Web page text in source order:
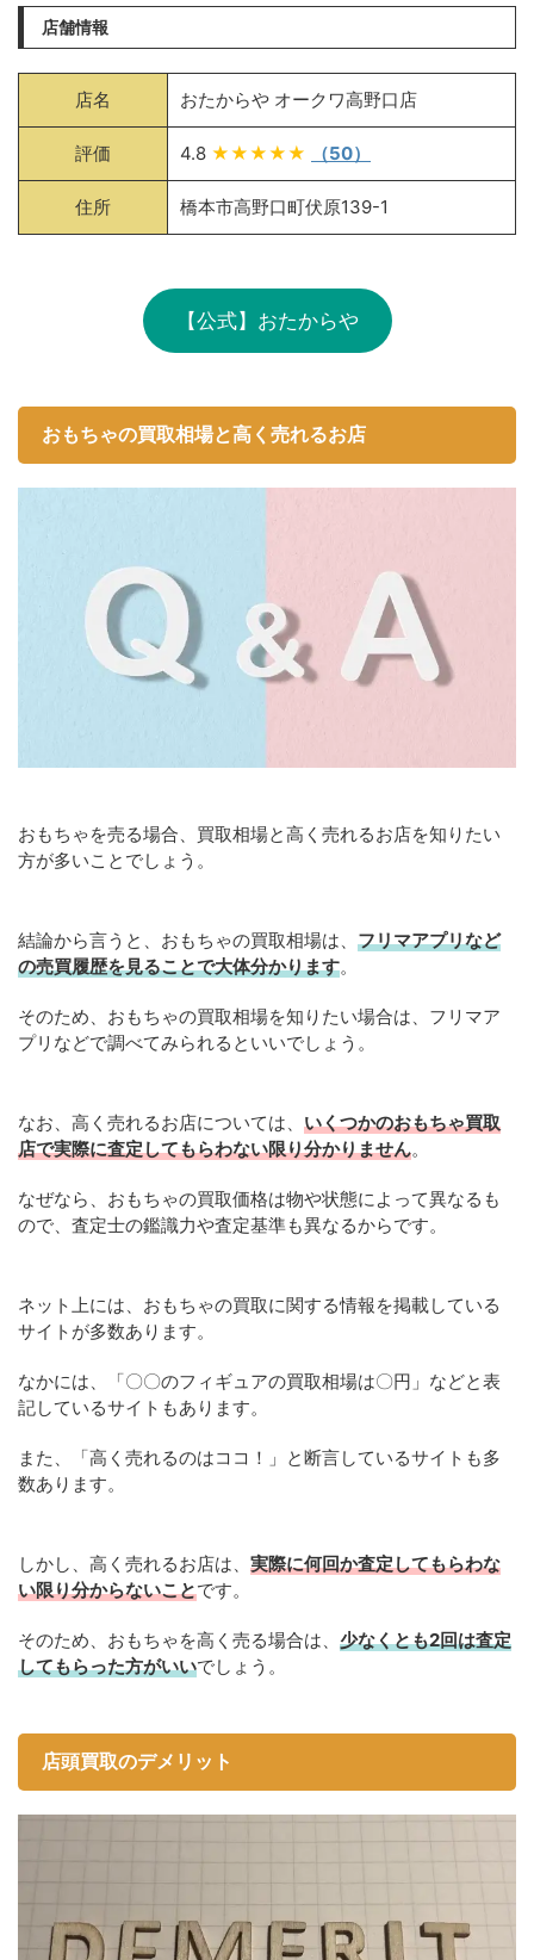
店舗情報
店名 おたからや オークワ高野口店
評価 4.8 ★★★★★ （50）
住所 橋本市高野口町伏原139-1
【公式】おたからや
おもちゃの買取相場と高く売れるお店
おもちゃを売る場合、買取相場と高く売れるお店を知りたい
方が多いことでしょう。
結論から言うと、おもちゃの買取相場は、 フリマアプリなど
の売買履歴を見ることで大体分かります。
そのため、おもちゃの買取相場を知りたい場合は、フリマア
プリなどで調べてみられるといいでしょう。
なお、高く売れるお店については、 いくつかのおもちゃ買取
店で実際に査定してもらわない限り分かりません。
なぜなら、おもちゃの買取価格は物や状態によって異なるも
ので、査定士の鑑識力や査定基準も異なるからです。
ネット上には、おもちゃの買取に関する情報を掲載している
サイトが多数あります。
なかには、「〇〇のフィギュアの買取相場は〇円」などと表
記しているサイトもあります。
また、「高く売れるのはココ！」と断言しているサイトも多
数あります。
しかし、高く売れるお店は、 実際に何回か査定してもらわな
い限り分からないことです。
そのため、おもちゃを高く売る場合は、 少なくとも2回は査定
してもらった方がいいでしょう。
店頭買取のデメリット